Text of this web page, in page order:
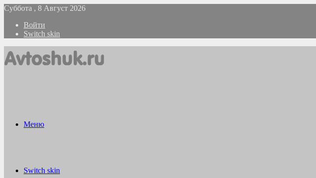
Суббота , 8 Август 2026
Войти
Switch skin
Меню
Switch skin